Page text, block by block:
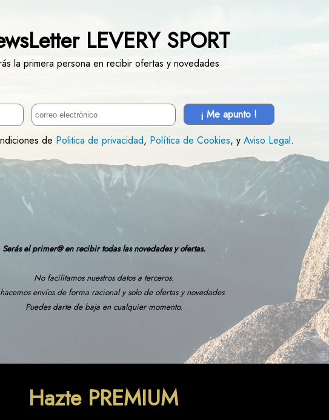
LEVERY SPORT
la primera persona en recibir ofertas y novedades
¡ Me apunto !
de Politica de privacidad, Política de Cookies, y Aviso Legal.
Serás el primer@ en recibir todas las novedades y ofertas.
No facilitamos nuestros datos a terceros.
envíos de forma racional y solo de ofertas y novedades
Puedes darte de baja en cualquier momento.
Hazte PREMIUM